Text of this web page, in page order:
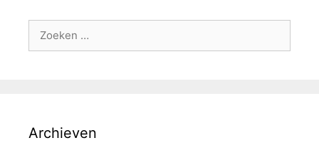
Archieven